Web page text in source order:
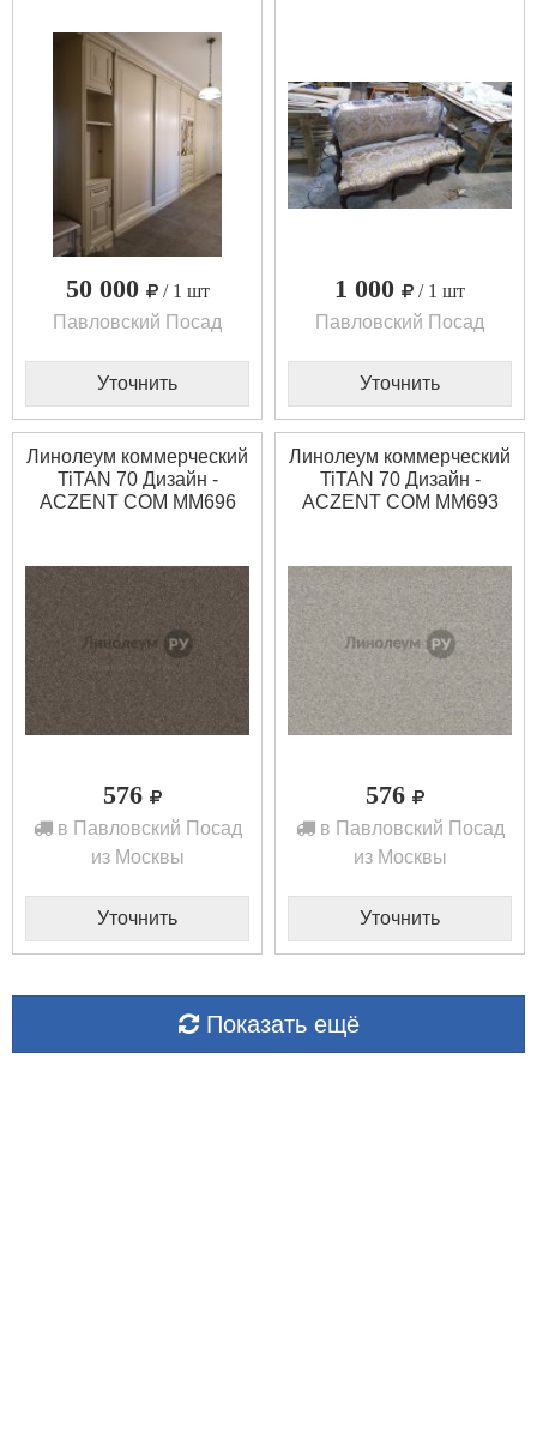
50 000
/ 1 шт
Павловский Посад
Уточнить
1 000
/ 1 шт
Павловский Посад
Уточнить
Линолеум коммерческий
TiTAN 70 Дизайн -
ACZENT COM MM696
576
в Павловский Посад
из Москвы
Уточнить
Линолеум коммерческий
TiTAN 70 Дизайн -
ACZENT COM MM693
576
в Павловский Посад
из Москвы
Уточнить
Показать ещё